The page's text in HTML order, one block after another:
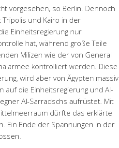
vorgesehen, so Berlin. Dennoch
und Kairo in der
Einheitsregierung nur
hat, während große Teile
Milizen wie der von General
kontrolliert werden. Diese
wird aber von Ägypten massiv
auf die Einheitsregierung und Al-
Al-Sarradschs aufrüstet. Mit
dürfte das erklärte
Ein Ende der Spannungen in der